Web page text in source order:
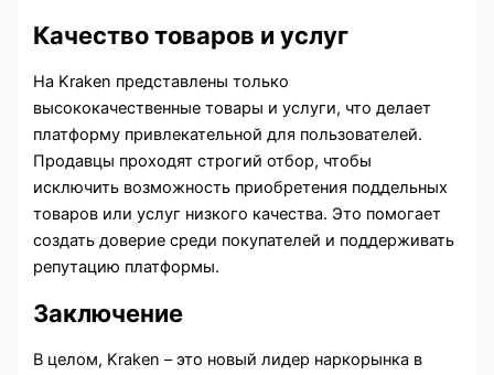
Качество товаров и услуг
На Kraken представлены только
высококачественные товары и услуги, что делает
платформу привлекательной для пользователей.
Продавцы проходят строгий отбор, чтобы
исключить возможность приобретения поддельных
товаров или услуг низкого качества. Это помогает
создать доверие среди покупателей и поддерживать
репутацию платформы.
Заключение
В целом, Kraken – это новый лидер наркорынка в